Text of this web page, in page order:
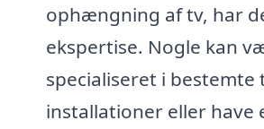
ophængning af tv, har
ekspertise. Nogle kan
specialiseret i bestemte
installationer eller have